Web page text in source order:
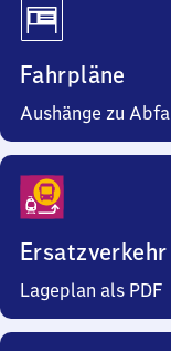
Fahrpläne
Aushänge zu
Ersatzverkehr
Lageplan als PDF